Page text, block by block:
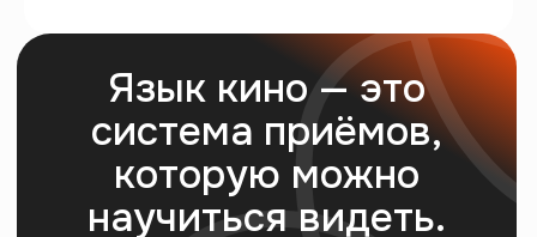
Ты начнёшь видеть
кино как целостную